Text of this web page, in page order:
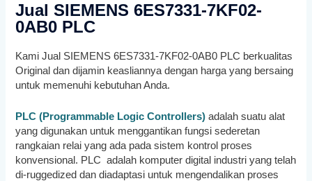
Jual SIEMENS 6ES7331-7KF02-
0AB0 PLC
Kami Jual SIEMENS 6ES7331-7KF02-0AB0 PLC berkualitas
Original dan dijamin keasliannya dengan harga yang bersaing
untuk memenuhi kebutuhan Anda.
PLC (Programmable Logic Controllers) adalah suatu alat
yang digunakan untuk menggantikan fungsi sederetan
rangkaian relai yang ada pada sistem kontrol proses
konvensional. PLC adalah komputer digital industri yang telah
di-ruggedized dan diadaptasi untuk mengendalikan proses